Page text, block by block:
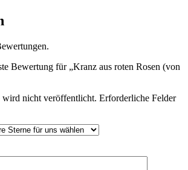
Bewertung für „Kranz aus roten Rosen (von
nicht veröffentlicht. Erforderliche Felder